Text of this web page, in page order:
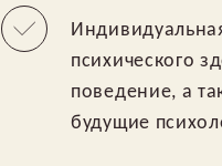
психического
поведение, а
будущие